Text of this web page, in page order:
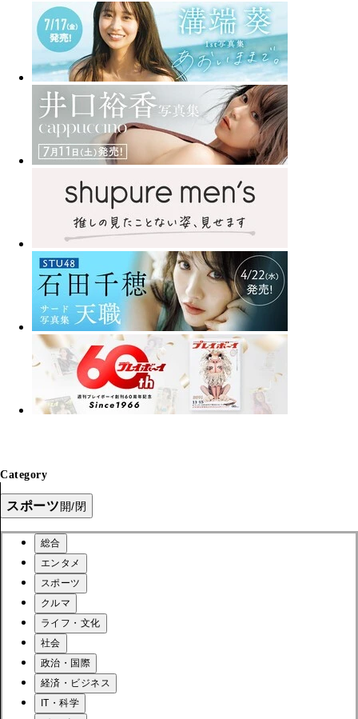
Category
スポーツ開/閉
総合
エンタメ
スポーツ
クルマ
ライフ・文化
社会
政治・国際
経済・ビジネス
IT・科学